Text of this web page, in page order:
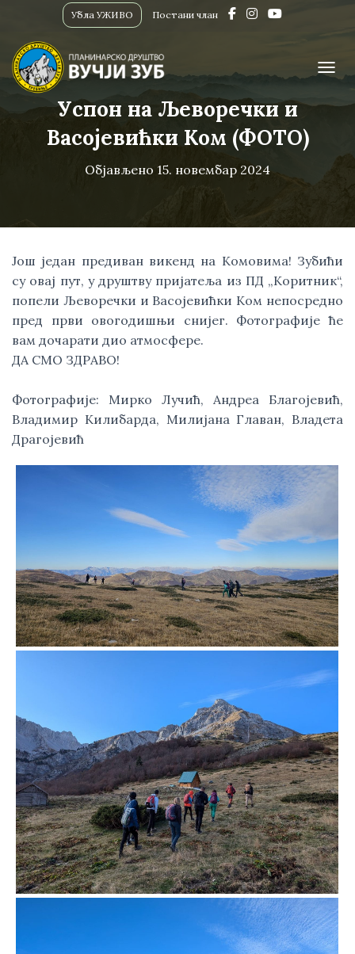
Убла УЖИВО Постани члан
Успон на Љеворечки и
Васојевићки Ком (ФОТО)
Објављено 15. новембар 2024
Још један предиван викенд на Комовима! Зубићи
су овај пут, у друштву пријатеља из ПД „Коритник“,
попели Љеворечки и Васојевићки Ком непосредно
пред први овогодишњи снијег. Фотографије ће
вам дочарати дио атмосфере.
ДА СМО ЗДРАВО!
Фотографије: Мирко Лучић, Андреа Благојевић,
Владимир Килибарда, Милијана Главан, Владета
Драгојевић